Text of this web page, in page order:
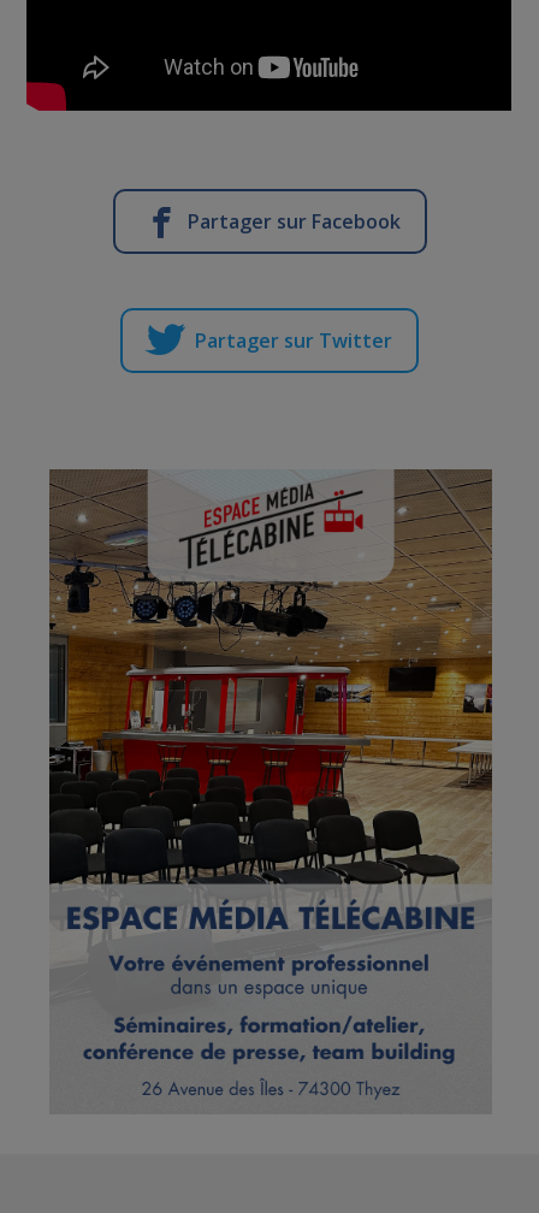
Partager sur Facebook
Partager sur Twitter